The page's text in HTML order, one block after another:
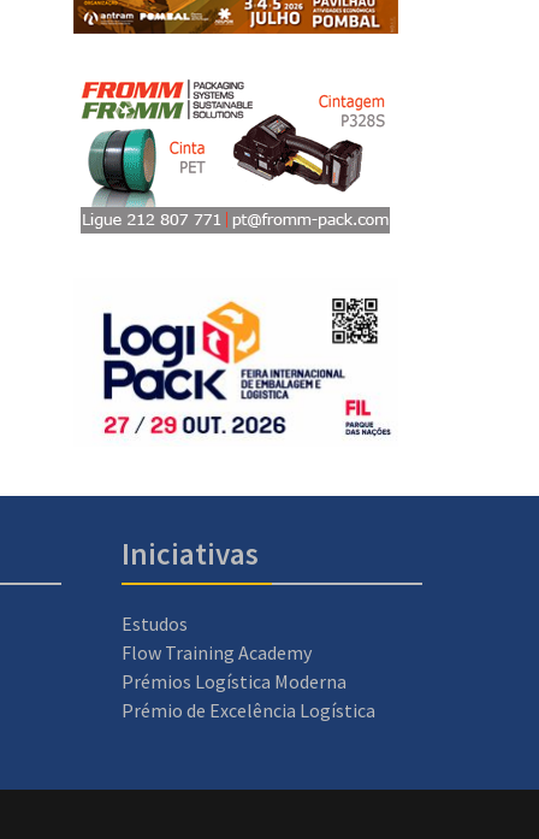
Iniciativas
Estudos
Flow Training Academy
Prémios Logística Moderna
Prémio de Excelência Logística